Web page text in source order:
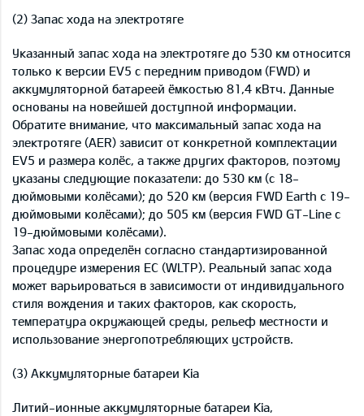
(2) Запас хода на электротяге
Указанный запас хода на электротяге до 530 км относится
только к версии EV5 с передним приводом (FWD) и
аккумуляторной батареей ёмкостью 81,4 кВтч. Данные
основаны на новейшей доступной информации.
Обратите внимание, что максимальный запас хода на
электротяге (AER) зависит от конкретной комплектации
EV5 и размера колёс, а также других факторов, поэтому
указаны следующие показатели: до 530 км (с 18-
дюймовыми колёсами); до 520 км (версия FWD Earth с 19-
дюймовыми колёсами); до 505 км (версия FWD GT-Line с
19-дюймовыми колёсами).
Запас хода определён согласно стандартизированной
процедуре измерения ЕС (WLTP). Реальный запас хода
может варьироваться в зависимости от индивидуального
стиля вождения и таких факторов, как скорость,
температура окружающей среды, рельеф местности и
использование энергопотребляющих устройств.
(3) Аккумуляторные батареи Kia
Литий-ионные аккумуляторные батареи Kia,